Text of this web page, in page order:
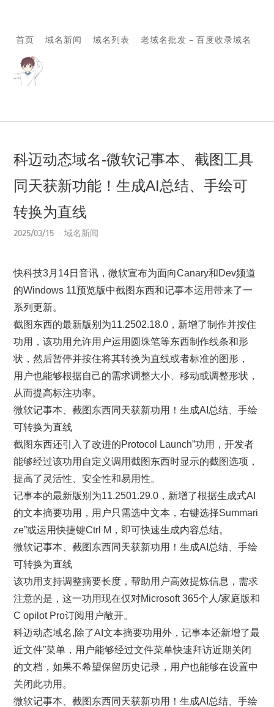
首页 域名新闻 域名列表 老域名批发 – 百度收录域名
科迈动态域名-微软记事本、截图工具
同天获新功能！生成AI总结、手绘可
转换为直线
2025/03/15 域名新闻
快科技3月14日音讯，微软宣布为面向Canary和Dev频道
的Windows 11预览版中截图东西和记事本运用带来了一
系列更新。
截图东西的最新版别为11.2502.18.0，新增了制作并按住
功用，该功用允许用户运用圆珠笔等东西制作线条和形
状，然后暂停并按住将其转换为直线或者标准的图形，
用户也能够根据自己的需求调整大小、移动或调整形状，
从而提高标注功率。
微软记事本、截图东西同天获新功用！生成AI总结、手绘
可转换为直线
截图东西还引入了改进的Protocol Launch”功用，开发者
能够经过该功用自定义调用截图东西时显示的截图选项，
提高了灵活性、安全性和易用性。
记事本的最新版别为11.2501.29.0，新增了根据生成式AI
的文本摘要功用，用户只需选中文本，右键选择Summari
ze”或运用快捷键Ctrl M，即可快速生成内容总结。
微软记事本、截图东西同天获新功用！生成AI总结、手绘
可转换为直线
该功用支持调整摘要长度，帮助用户高效提炼信息，需求
注意的是，这一功用现在仅对Microsoft 365个人/家庭版和
C opilot Pro订阅用户敞开。
科迈动态域名,除了AI文本摘要功用外，记事本还新增了最
近文件”菜单，用户能够经过文件菜单快速拜访近期关闭
的文档，如果不希望保留历史记录，用户也能够在设置中
关闭此功用。
微软记事本、截图东西同天获新功用！生成AI总结、手绘